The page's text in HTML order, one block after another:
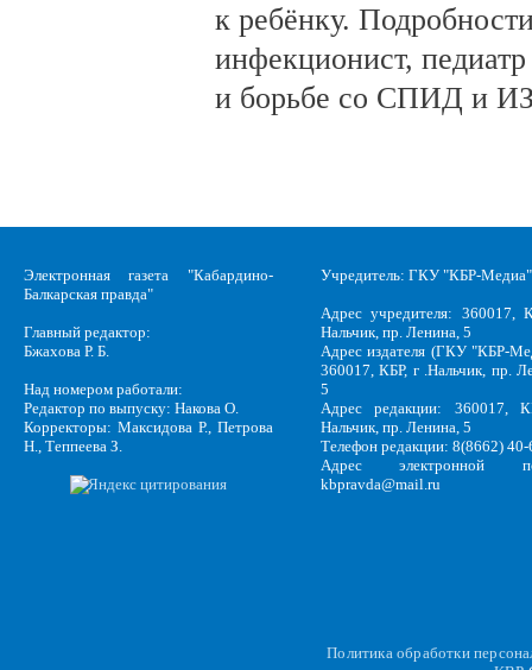
к ребёнку.
инфекционист,
и борьбе со СПИД и
Электронная газета "Кабардино-
Балкарская правда"
Главный редактор:
Бжахова Р. Б.
Над номером работали:
Редактор по выпуску: Накова О.
Корректоры: Максидова Р., Петрова
Н., Теппеева З.
Учредитель: ГКУ "КБР-Медиа"
Адрес учредителя: 360017,
Нальчик, пр. Ленина, 5
Адрес издателя (ГКУ "КБР-
360017, КБР, г .Нальчик, пр.
5
Адрес редакции: 360017,
Нальчик, пр. Ленина, 5
Телефон редакции: 8(8662)
Адрес электронной
kbpravda@mail.ru
Политика обработки